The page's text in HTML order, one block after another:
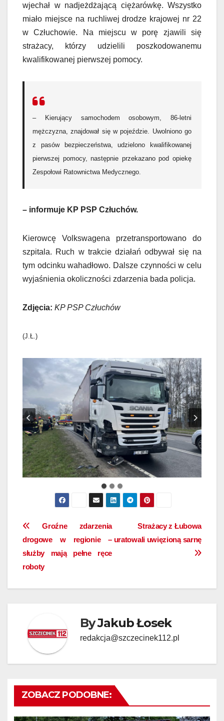
wjechał w nadjeżdżającą ciężarówkę. Wszystko
miało miejsce na ruchliwej drodze krajowej nr 22
w Człuchowie. Na miejscu w porę zjawili się
strażacy, którzy udzielili poszkodowanemu
kwalifikowanej pierwszej pomocy.
– Kierujący samochodem osobowym, 86-letni
mężczyzna, znajdował się w pojeździe. Uwolniono go
z pasów bezpieczeństwa, udzielono kwalifikowanej
pierwszej pomocy, następnie przekazano pod opiekę
Zespołowi Ratownictwa Medycznego.
– informuje KP PSP Człuchów.
Kierowcę Volkswagena przetransportowano do
szpitala. Ruch w trakcie działań odbywał się na
tym odcinku wahadłowo. Dalsze czynności w celu
wyjaśnienia okoliczności zdarzenia bada policja.
Zdjęcia: KP PSP Człuchów
(J.Ł.)
Nawigacja
wpisu
Strażacy z Łubowa
uratowali uwięzioną sarnę
Groźne zdarzenia
drogowe w regionie –
służby mają pełne ręce
roboty
ByJakub Łosek
redakcja@szczecinek112.pl
ZOBACZ PODOBNE: